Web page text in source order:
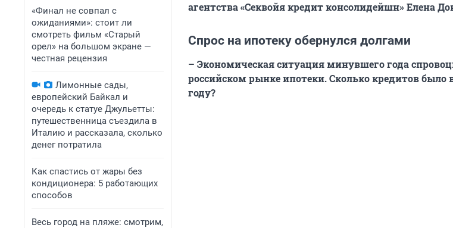
«Финал не совпал с
ожиданиями»: стоит ли
смотреть фильм «Старый
орел» на большом экране —
честная рецензия
Лимонные сады,
европейский Байкал и
очередь к статуе Джульетты:
путешественница съездила в
Италию и рассказала, сколько
денег потратила
Как спастись от жары без
кондиционера: 5 работающих
способов
Весь город на пляже: смотрим,
агентства «Секвойя кредит консолидейшн» Елена
Спрос на ипотеку обернулся долгами
– Экономическая ситуация минувшего года
российском рынке ипотеки. Сколько кредитов было
году?